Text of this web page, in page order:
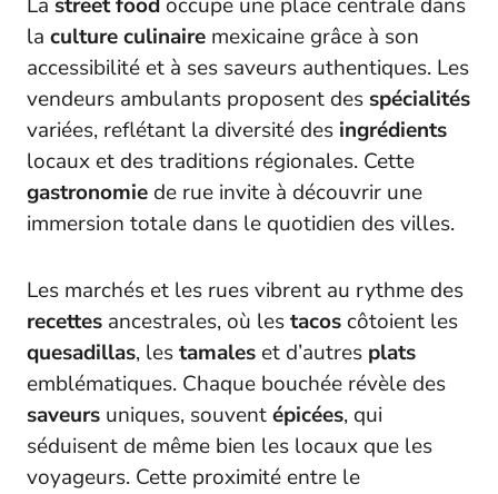
la culture culinaire mexicaine grâce à son
accessibilité et à ses saveurs authentiques. Les
vendeurs ambulants proposent des spécialités
variées, reflétant la diversité des ingrédients
locaux et des traditions régionales. Cette
gastronomie de rue invite à découvrir une
immersion totale dans le quotidien des villes.
Les marchés et les rues vibrent au rythme des
recettes ancestrales, où lestacos côtoient les
quesadillas, lestamales et d’autres plats
emblématiques. Chaque bouchée révèle des
saveurs uniques, souventépicées, qui
séduisent de même bien les locaux que les
voyageurs. Cette proximité entre le